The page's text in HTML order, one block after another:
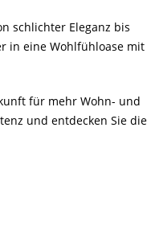
schlichter Eleganz bis
in eine Wohlfühloase mit
für mehr Wohn- und
und entdecken Sie die